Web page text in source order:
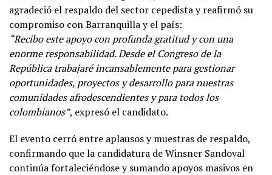
agradeció el respaldo del sector cepedista y reafirmó su
compromiso con Barranquilla y el país:
“Recibo este apoyo con profunda gratitud y con una
enorme responsabilidad. Desde el Congreso de la
República trabajaré incansablemente para gestionar
oportunidades, proyectos y desarrollo para nuestras
comunidades afrodescendientes y para todos los
colombianos”, expresó el candidato.
El evento cerró entre aplausos y muestras de respaldo,
confirmando que la candidatura de Winsner Sandoval
continúa fortaleciéndose y sumando apoyos masivos en